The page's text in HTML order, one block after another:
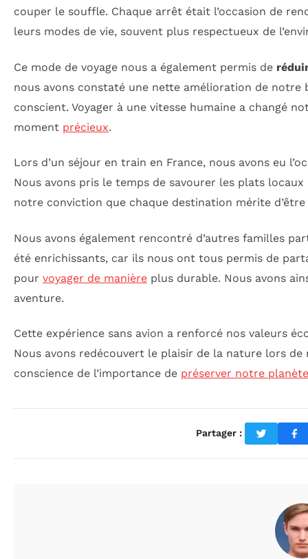
couper le souffle. Chaque arrêt était l’occasion de
leurs modes de vie, souvent plus respectueux de
Ce mode de voyage nous a également permis de
nous avons constaté une nette amélioration de
conscient. Voyager à une vitesse humaine a changé
moment précieux.
Lors d’un séjour en train en France, nous avons eu
Nous avons pris le temps de savourer les plats
notre conviction que chaque destination mérite
Nous avons également rencontré d’autres familles
été enrichissants, car ils nous ont tous permis de
pour voyager de manière plus durable. Nous avons
aventure.
Cette expérience sans avion a renforcé nos valeurs
Nous avons redécouvert le plaisir de la nature lors
conscience de l’importance de préserver notre planète
Partager :